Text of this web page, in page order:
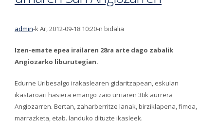
admin-k Ar, 2012-09-18 10:20-n bidalia
Izen-emate epea irailaren 28ra arte dago zabalik
Angiozarko liburutegian.
Edurne Uribesalgo irakaslearen gidaritzapean, eskulan
ikastaroari hasiera emango zaio urriaren 3tik aurrera
Angiozarren. Bertan, zaharberritze lanak, birziklapena, fimoa,
marrazketa, etab. landuko dituzte ikasleek.